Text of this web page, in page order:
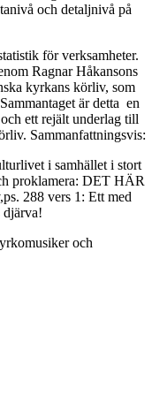
och detaljnivå på
för verksamheter.
Ragnar Håkansons
kyrkans körliv, som
är detta en
ett rejält underlag till
Sammanfattningsvis:
i samhället i stort
proklamera: DET HÄR
288 vers 1: Ett med
djärva!
och